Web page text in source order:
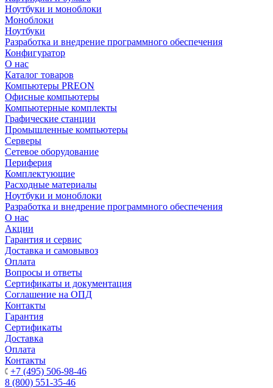
Ноутбуки и моноблоки
Моноблоки
Ноутбуки
Разработка и внедрение программного обеспечения
Конфигуратор
О нас
Каталог товаров
Компьютеры PREON
Офисные компьютеры
Компьютерные комплекты
Графические станции
Промышленные компьютеры
Серверы
Сетевое оборудование
Периферия
Комплектующие
Расходные материалы
Ноутбуки и моноблоки
Разработка и внедрение программного обеспечения
О нас
Акции
Гарантия и сервис
Доставка и самовывоз
Оплата
Вопросы и ответы
Сертификаты и документация
Соглашение на ОПД
Контакты
Гарантия
Сертификаты
Доставка
Оплата
Контакты
+7 (495) 506-98-46
8 (800) 551-35-46